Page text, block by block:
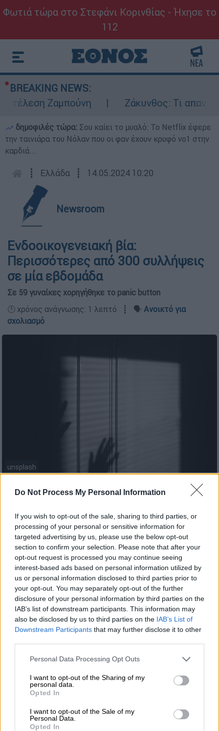
Do Not Process My Personal Information
If you wish to opt-out of the sale, sharing to third parties, or
processing of your personal or sensitive information for
targeted advertising by us, please use the below opt-out
section to confirm your selection. Please note that after your
opt-out request is processed you may continue seeing
interest-based ads based on personal information utilized by
us or personal information disclosed to third parties prior to
your opt-out. You may separately opt-out of the further
disclosure of your personal information by third parties on the
IAB’s list of downstream participants. This information may
also be disclosed by us to third parties on the IAB’s List of
Downstream Participants that may further disclose it to other
Please note that this website/app uses one or more Google
not limited to your visit or usage behaviour. You may click to
grant or deny consent to Google and its third-party tags to
use your data for below specified purposes in below Google
consent section.
Personal Data Processing Opt Outs
I want to opt-out of the Sharing of my
personal data.
Opted In
I want to opt-out of the Sale of my
Personal Data.
Opted In
Φωτιά τώρα στο Στεφάνι Κορινθίας - Ήχησε το
112
BREAKING NEWS:
Ζαμπούνη
Ζάκυνθος: Τι απαντά
δημοφιλές τώρα: Σου καίει το μυαλό: Το Netflix έφερε
την ταινιάρα του Νόλαν που οι φαν έχουν κρυφό νο1 στην
καρδιά...
┋ Ελλάδα ┋ 14.05.2024 10:20
Newsroom
Eνδοοικογενειακή βία:
Περισσότερες από 300 συλλήψεις
σε μία εβδομάδα
Σε 59 γυναίκες χορηγήθηκε το panic button
🕛 χρόνος ανάγνωσης: 1 λεπτό ┋ 🗣️ Ανοικτό για
σχολιασμό
unsplash
Περισσότερες από300 συλλήψεις για
ενδοοικογενειακήβίαέγιναν την περασμένη
εβδομάδα.
Σύμφωνα με τηνΕΛ.ΑΣ.αστυνομικοί σε όλη
τη χώρα ανταποκρίθηκαν σε828 κλήσεις
τηλεφωνικό κέντρο της Άμεσης Δράσης και
χορηγήθηκε σε59 γυναίκες θύματα η
εφαρμογή τουPanic Button.Συνολικά,
διαχειρίστηκαν 493 περιστατικά, για τα
ενώ παράλληλα μεταφέρθηκαν σε δομές με
οχήματα της Ελληνικής Αστυνομίας 9
θύματα.
ΔΙΑΒΑΣΤΕ ΕΠΙΣΗΣ